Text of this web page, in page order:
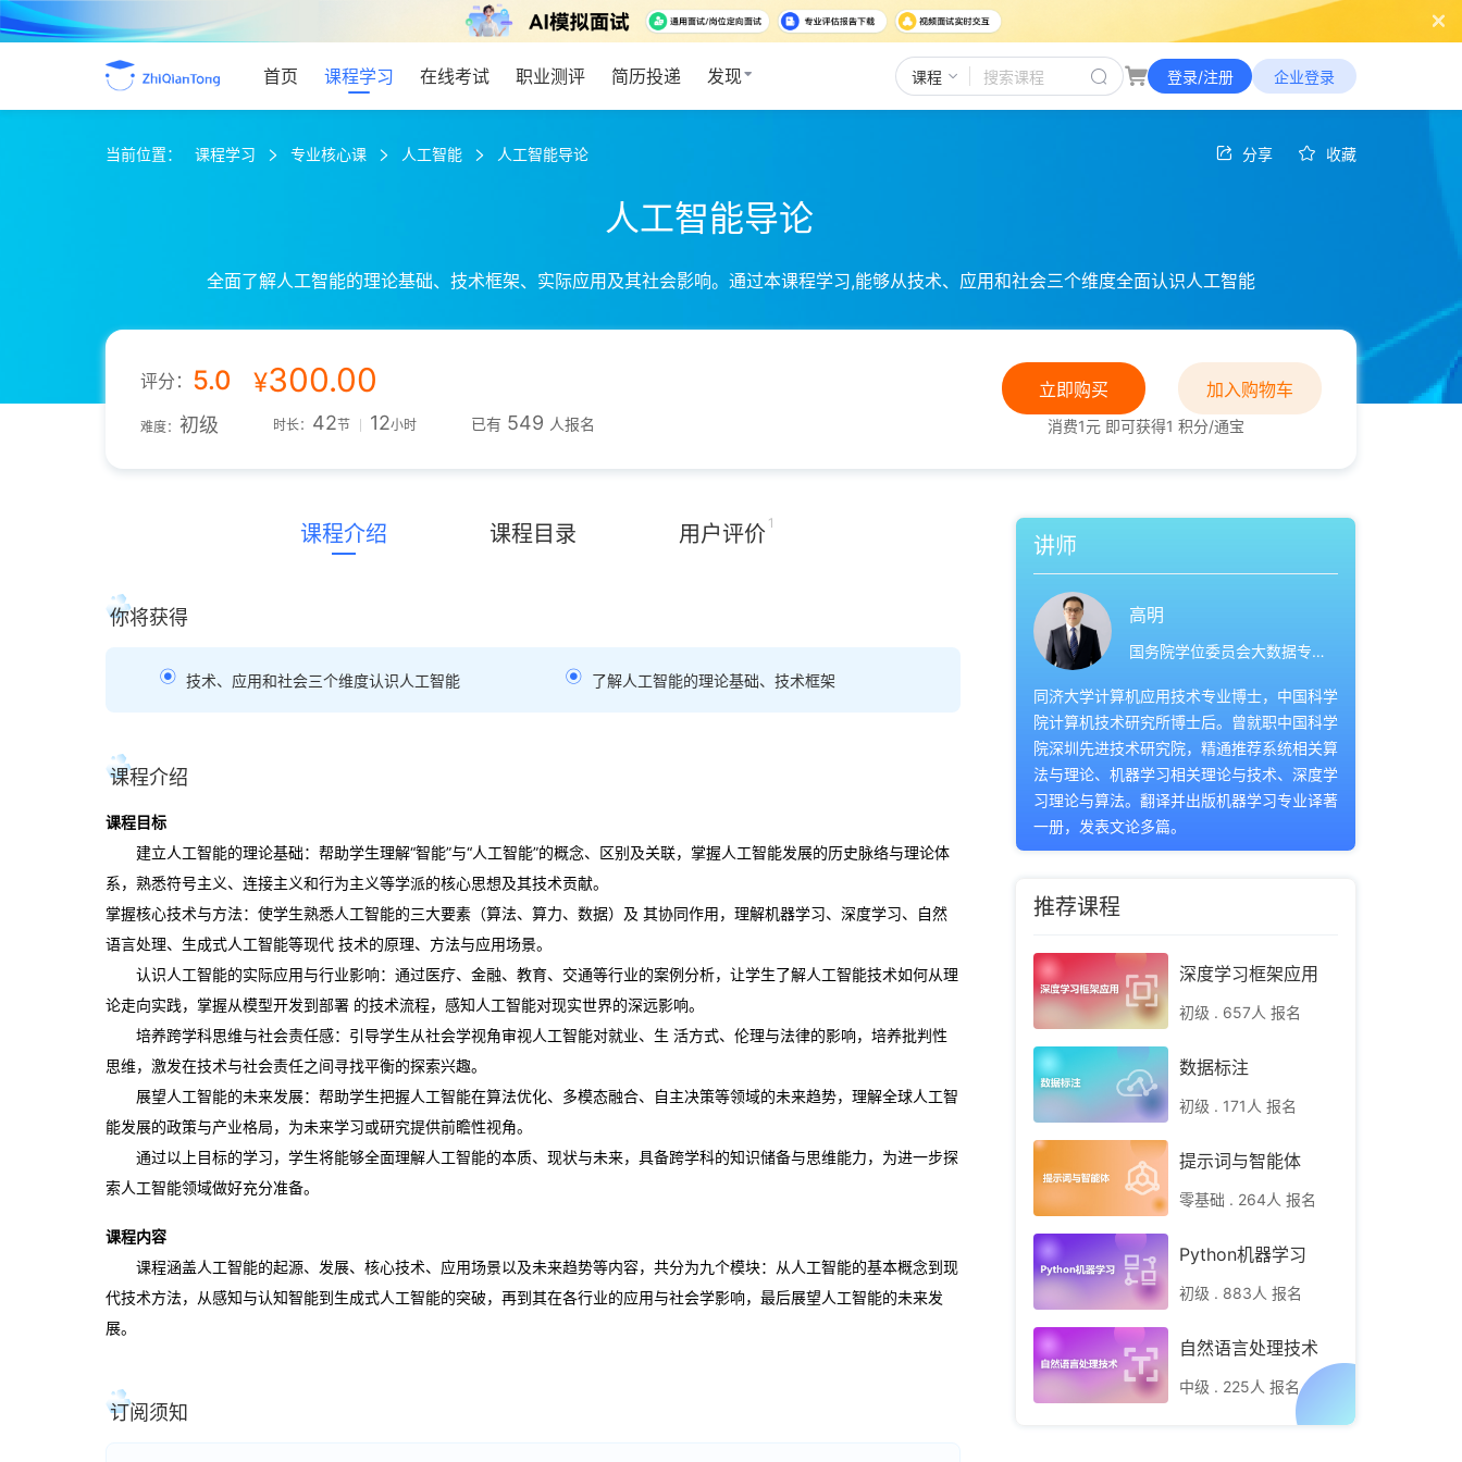
首页 课程学习 在线考试 职业测评 简历投递 发现 课程 登录/注册 企业登录
当前位置： 课程学习 专业核心课 人工智能 人工智能导论 分享 收藏
人工智能导论
全面了解人工智能的理论基础、技术框架、实际应用及其社会影响。通过本课程学习,能够从技术、应用和社会三个维度全面认识人工智能
评分： 5.0 ¥300.00
难度： 初级 时长： 42节 12小时 已有 549 人报名
立即购买 加入购物车
消费1元 即可获得1 积分/通宝
课程介绍 课程目录 用户评价 1
你将获得
技术、应用和社会三个维度认识人工智能 了解人工智能的理论基础、技术框架
课程介绍
课程目标
建立人工智能的理论基础：帮助学生理解“智能”与“人工智能”的概念、区别及关联，掌握人工智能发展的历史脉络与理论体
系，熟悉符号主义、连接主义和行为主义等学派的核心思想及其技术贡献。
掌握核心技术与方法：使学生熟悉人工智能的三大要素（算法、算力、数据）及 其协同作用，理解机器学习、深度学习、自然
语言处理、生成式人工智能等现代 技术的原理、方法与应用场景。
认识人工智能的实际应用与行业影响：通过医疗、金融、教育、交通等行业的案例分析，让学生了解人工智能技术如何从理
论走向实践，掌握从模型开发到部署 的技术流程，感知人工智能对现实世界的深远影响。
培养跨学科思维与社会责任感：引导学生从社会学视角审视人工智能对就业、生 活方式、伦理与法律的影响，培养批判性
思维，激发在技术与社会责任之间寻找平衡的探索兴趣。
展望人工智能的未来发展：帮助学生把握人工智能在算法优化、多模态融合、自主决策等领域的未来趋势，理解全球人工智
能发展的政策与产业格局，为未来学习或研究提供前瞻性视角。
通过以上目标的学习，学生将能够全面理解人工智能的本质、现状与未来，具备跨学科的知识储备与思维能力，为进一步探
索人工智能领域做好充分准备。
课程内容
课程涵盖人工智能的起源、发展、核心技术、应用场景以及未来趋势等内容，共分为九个模块：从人工智能的基本概念到现
代技术方法，从感知与认知智能到生成式人工智能的突破，再到其在各行业的应用与社会学影响，最后展望人工智能的未来发
展。
订阅须知
讲师
高明
国务院学位委员会大数据专家委员会委员
同济大学计算机应用技术专业博士，中国科学
院计算机技术研究所博士后。曾就职中国科学
院深圳先进技术研究院，精通推荐系统相关算
法与理论、机器学习相关理论与技术、深度学
习理论与算法。翻译并出版机器学习专业译著
一册，发表文论多篇。
推荐课程
深度学习框架应用
初级 . 657人 报名
数据标注
初级 . 171人 报名
提示词与智能体
零基础 . 264人 报名
Python机器学习
初级 . 883人 报名
自然语言处理技术
中级 . 225人 报名